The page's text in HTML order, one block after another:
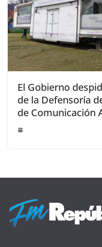
El Gobierno
de la Defensoría
de Comunicación